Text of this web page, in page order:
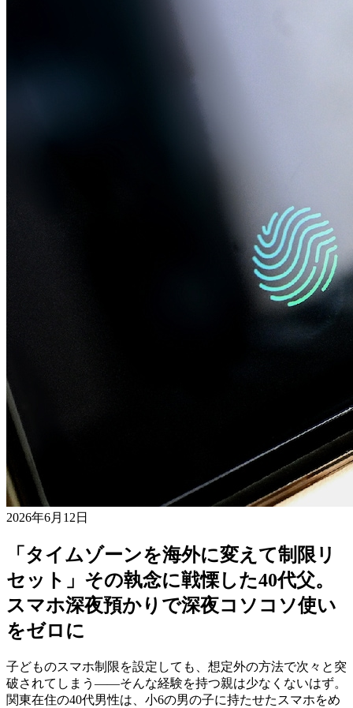
2026年6月12日
「タイムゾーンを海外に変えて制限リ
セット」その執念に戦慄した40代父。
スマホ深夜預かりで深夜コソコソ使い
をゼロに
子どものスマホ制限を設定しても、想定外の方法で次々と突
破されてしまう——そんな経験を持つ親は少なくないはず。
関東在住の40代男性は、小6の男の子に持たせたスマホをめ